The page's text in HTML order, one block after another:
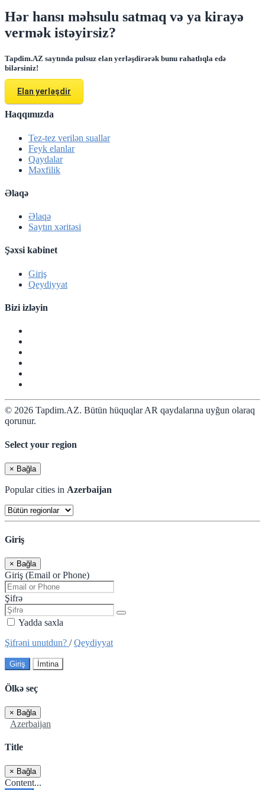
Hər hansı məhsulu satmaq və ya kirayə
vermək istəyirsiz?
Tapdim.AZ saytında pulsuz elan yerləşdirərək bunu rahatlıqla edə
bilərsiniz!
Elan yerləşdir
Haqqımızda
Tez-tez verilən suallar
Feyk elanlar
Qaydalar
Məxfilik
Əlaqə
Əlaqə
Saytın xəritəsi
Şəxsi kabinet
Giriş
Qeydiyyat
Bizi izləyin
© 2026 Tapdim.AZ. Bütün hüquqlar AR qaydalarına uyğun olaraq
qorunur.
Select your region
× Bağla
Popular cities in Azerbaijan
Giriş
× Bağla
Giriş (Email or Phone)
Şifrə
Yadda saxla
Şifrəni unutdun? /Qeydiyyat
Giriş İmtina
Ölkə seç
× Bağla
Azerbaijan
Title
× Bağla
Content...